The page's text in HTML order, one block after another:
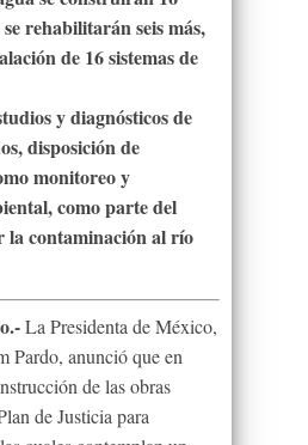
rehabilitarán seis más,
de 16 sistemas de
y diagnósticos de
disposición de
monitoreo y
como parte del
la contaminación al río
La Presidenta de México,
Pardo, anunció que en
de las obras
de Justicia para